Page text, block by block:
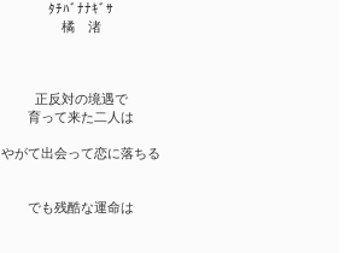
ﾀﾁﾊﾞﾅﾅｷﾞｻ
橘 渚
正反対の境遇で
育って来た二人は
やがて出会って恋に落ちる
でも残酷な運命は